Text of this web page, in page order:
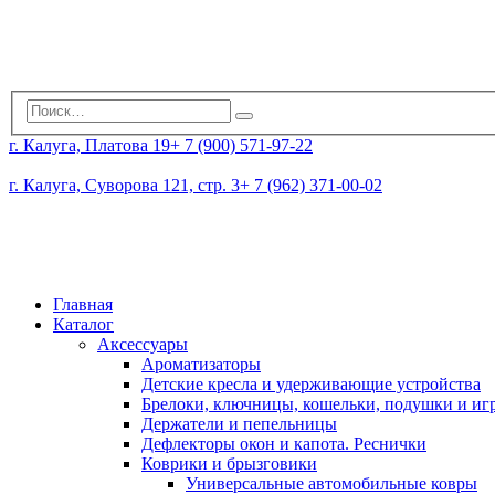
г. Калуга, Платова 19+ 7 (900) 571-97-22
г. Калуга, Суворова 121, стр. 3+ 7 (962) 371-00-02
Главная
Каталог
Аксессуары
Ароматизаторы
Детские кресла и удерживающие устройства
Брелоки, ключницы, кошельки, подушки и
Держатели и пепельницы
Дефлекторы окон и капота. Реснички
Коврики и брызговики
Универсальные автомобильные ковры